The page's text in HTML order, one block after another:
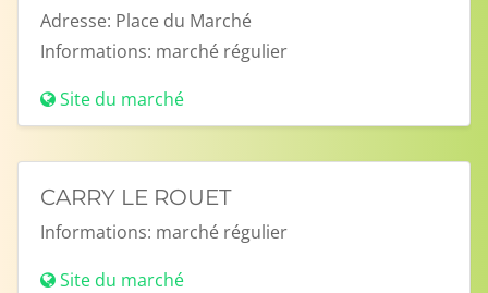
Adresse: Place du Marché
Informations: marché régulier
Site du marché
CARRY LE ROUET
Informations: marché régulier
Site du marché